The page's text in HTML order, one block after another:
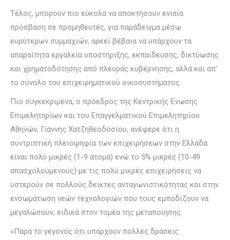
Τέλος, μπορούν πιο εύκολα να αποκτήσουν ενιαία
πρόσβαση σε προμηθευτές, για παράδειγμα μέσω
ευρύτερων συμμαχιών, αρκεί βέβαια να υπάρχουν τα
απαραίτητα εργαλεία υποστήριξης, εκπαίδευσης, δικτύωσης
και χρηματοδότησης από πλευράς κυβέρνησης, αλλά και απ’
το σύνολο του επιχειρηματικού οικοσυστήματος.
Πιο συγκεκριμένα, ο πρόεδρος της Κεντρικής Ένωσης
Επιμελητηρίων και του Επαγγελματικού Επιμελητηρίου
Αθηνών, Γιάννης Χατζηθεοδοσίου, ανέφερε ότι η
συντριπτική πλειοψηφία των επιχειρήσεων στην Ελλάδα
είναι πολύ μικρές (1-9 άτομα) ενώ το 5% μικρές (10-49
απασχολούμενους) με τις πολύ μικρές επιχειρήσεις να
υστερούν σε πολλούς δείκτες ανταγωνιστικότητας και στην
ενσωμάτωση νεών τεχνολογιών που τους εμποδίζουν να
μεγαλώσουν, ειδικά στον τομέα της μεταποίησης.
«Παρά το γεγονός ότι υπάρχουν πολλές δράσεις